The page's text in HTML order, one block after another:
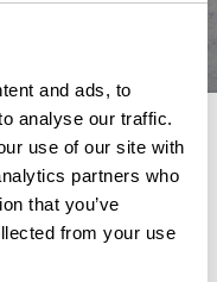
and ads, to
analyse our traffic.
use of our site with
partners who
that you’ve
from your use